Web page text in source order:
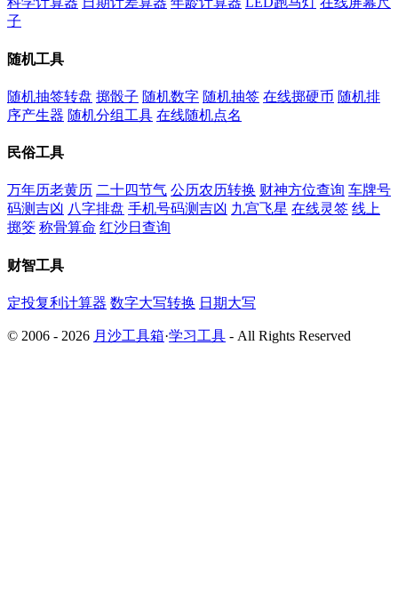
子
随机工具
随机抽签转盘 掷骰子 随机数字 随机抽签 在线掷硬币 随机排
序产生器 随机分组工具 在线随机点名
民俗工具
万年历老黄历 二十四节气 公历农历转换 财神方位查询 车牌号
码测吉凶 八字排盘 手机号码测吉凶 九宫飞星 在线灵签 线上
掷筊 称骨算命 红沙日查询
财智工具
定投复利计算器 数字大写转换 日期大写
© 2006 - 2026 月沙工具箱·学习工具 - All Rights Reserved